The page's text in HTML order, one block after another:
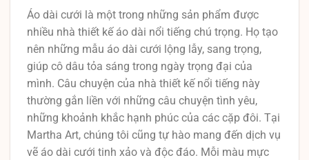
Áo dài cưới là một trong những sản phẩm được
nhiều nhà thiết kế áo dài nổi tiếng chú trọng. Họ tạo
nên những mẫu áo dài cưới lộng lẫy, sang trọng,
giúp cô dâu tỏa sáng trong ngày trọng đại của
mình. Câu chuyện của nhà thiết kế nổi tiếng này
thường gắn liền với những câu chuyện tình yêu,
những khoảnh khắc hạnh phúc của các cặp đôi. Tại
Martha Art, chúng tôi cũng tự hào mang đến dịch vụ
vẽ áo dài cưới tinh xảo và độc đáo. Mỗi màu mực